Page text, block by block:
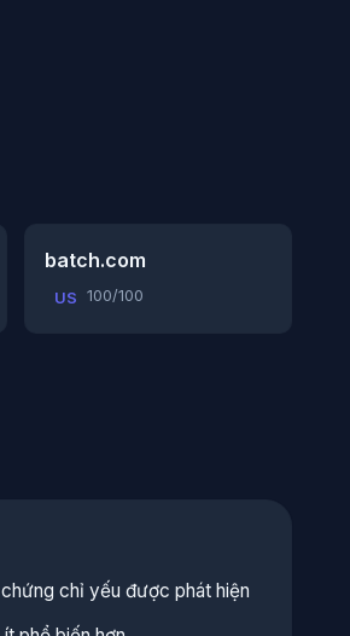
batch.com
US 100/100
chỉ yếu được phát hiện